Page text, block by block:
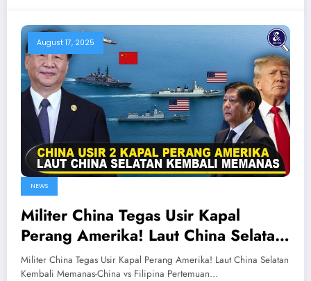
August 17, 2025
NEWS
Militer China Tegas Usir Kapal
Perang Amerika! Laut China Selatan
Kembali Memanas-China vs Filipina
Militer China Tegas Usir Kapal Perang Amerika! Laut China Selatan
Kembali Memanas-China vs Filipina Pertemuan…